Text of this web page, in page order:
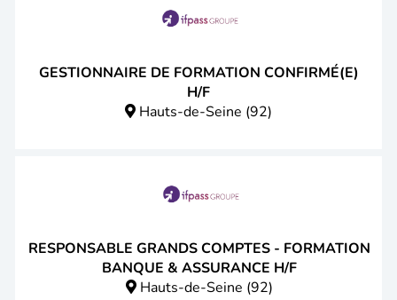
GESTIONNAIRE DE FORMATION CONFIRMÉ(E)
H/F
Hauts-de-Seine (92)
RESPONSABLE GRANDS COMPTES - FORMATION
BANQUE & ASSURANCE H/F
Hauts-de-Seine (92)